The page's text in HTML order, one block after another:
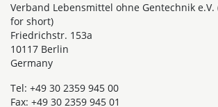
Verband Lebensmittel ohne Gentechnik e.V.
for short)
Friedrichstr. 153a
10117 Berlin
Germany
Tel: +49 30 2359 945 00
Fax: +49 30 2359 945 01